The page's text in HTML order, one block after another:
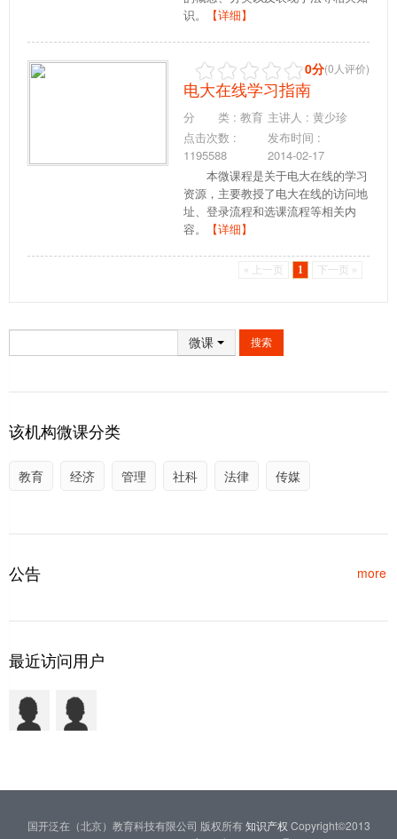
识。
【详细】
(0人评价)
0分
电大在线学习指南
分 类 : 教育 主讲人 : 黄少珍
点击次数 :
1195588
发布时间 :
2014-02-17
本微课程是关于电大在线的学习
资源，主要教授了电大在线的访问地
址、登录流程和选课流程等相关内
容。
【详细】
« 上一页 1 下一页 »
微课 搜索
该机构微课分类
教育 经济 管理 社科 法律 传媒
more
公告
最近访问用户
国开泛在（北京）教育科技有限公司 版权所有知识产权 Copyright©2013